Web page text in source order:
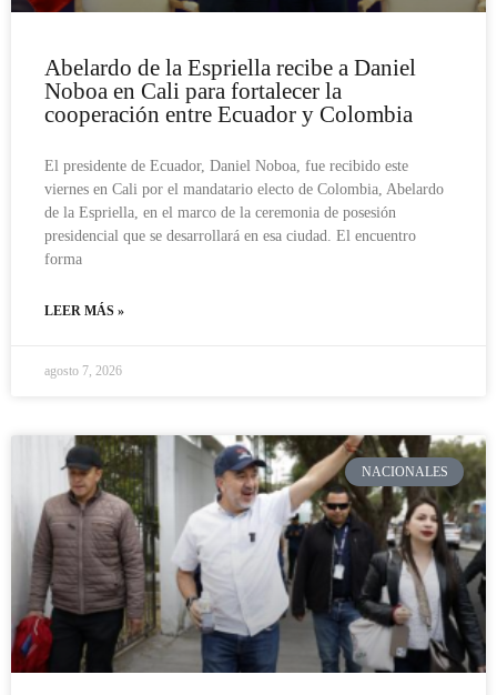
Abelardo de la Espriella recibe a Daniel
Noboa en Cali para fortalecer la
cooperación entre Ecuador y Colombia
El presidente de Ecuador, Daniel Noboa, fue recibido este
viernes en Cali por el mandatario electo de Colombia, Abelardo
de la Espriella, en el marco de la ceremonia de posesión
presidencial que se desarrollará en esa ciudad. El encuentro
forma
LEER MÁS »
agosto 7, 2026
NACIONALES